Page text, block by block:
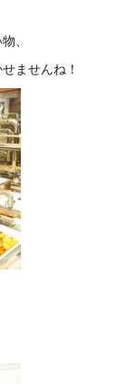
、
ませんね！